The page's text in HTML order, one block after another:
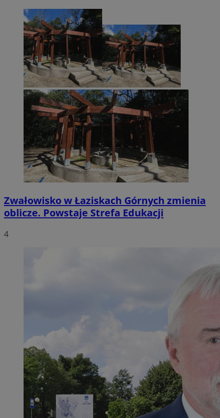
Zwałowisko w Łaziskach Górnych zmienia
oblicze. Powstaje Strefa Edukacji
4